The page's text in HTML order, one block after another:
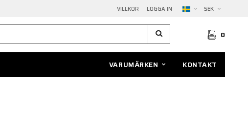
VILLKOR LOGGA IN SEK
0
VARUMÄRKEN KONTAKT